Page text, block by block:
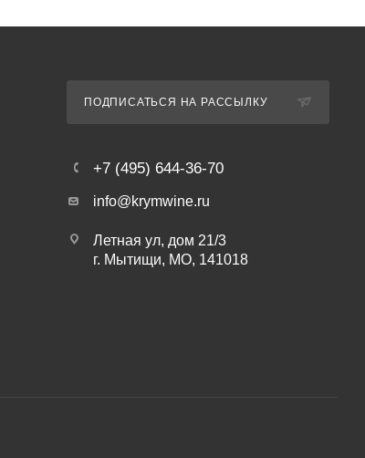
ПОДПИСАТЬСЯ НА РАССЫЛКУ
+7 (495) 644-36-70
info@krymwine.ru
Летная ул, дом 21/3
г. Мытищи, МО, 141018